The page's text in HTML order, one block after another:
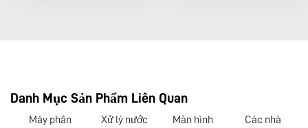
Danh Mục Sản Phẩm Liên Quan
Máy phân
Xử lý nước
Màn hình
Các nhà